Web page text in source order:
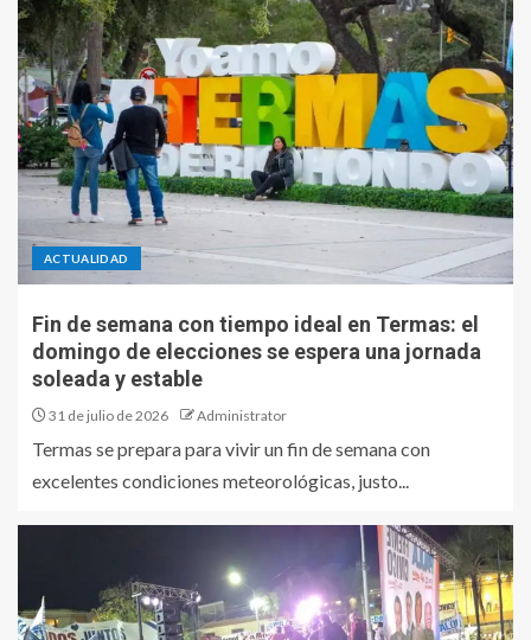
ACTUALIDAD
Fin de semana con tiempo ideal en Termas: el
domingo de elecciones se espera una jornada
soleada y estable
31 de julio de 2026 Administrator
Termas se prepara para vivir un fin de semana con
excelentes condiciones meteorológicas, justo...